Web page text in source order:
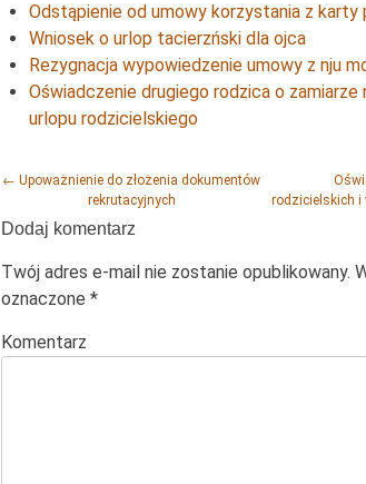
Odstąpienie od umowy korzystania z karty
Wniosek o urlop tacierzński dla ojca
Rezygnacja wypowiedzenie umowy z nju
Oświadczenie drugiego rodzica o zamiarze
urlopu rodzicielskiego
Post navigation
← Upoważnienie do złożenia dokumentów
rekrutacyjnych
rodzicielskich i
Dodaj komentarz
Twój adres e-mail nie zostanie opublikowany.
oznaczone *
Komentarz